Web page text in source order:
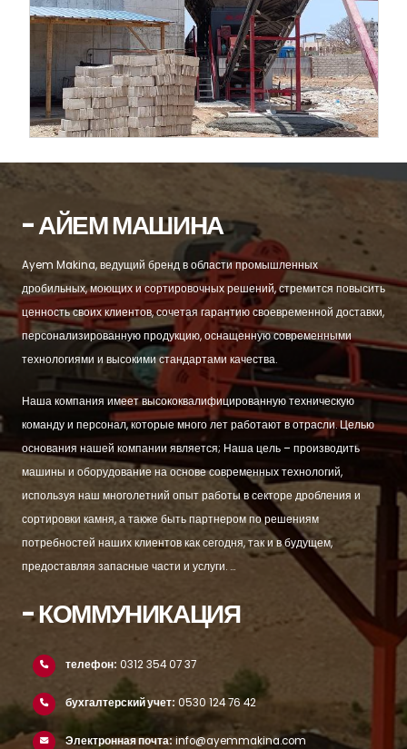
- АЙЕМ МАШИНА
Ayem Makina, ведущий бренд в области промышленных
дробильных, моющих и сортировочных решений, стремится повысить
ценность своих клиентов, сочетая гарантию своевременной доставки,
персонализированную продукцию, оснащенную современными
технологиями и высокими стандартами качества.
Наша компания имеет высококвалифицированную техническую
команду и персонал, которые много лет работают в отрасли. Целью
основания нашей компании является; Наша цель – производить
машины и оборудование на основе современных технологий,
используя наш многолетний опыт работы в секторе дробления и
сортировки камня, а также быть партнером по решениям
потребностей наших клиентов как сегодня, так и в будущем,
предоставляя запасные части и услуги. ...
- КОММУНИКАЦИЯ
телефон: 0312 354 07 37
бухгалтерский учет: 0530 124 76 42
Электронная почта:info@ayemmakina.com